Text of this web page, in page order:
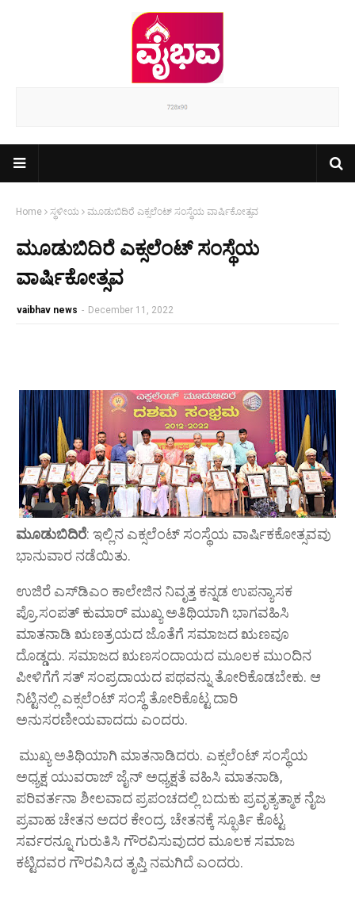
Home ಸ್ಥಳೀಯ ಮೂಡುಬಿದಿರೆ ಎಕ್ಸಲೆಂಟ್ ಸಂಸ್ಥೆಯ ವಾರ್ಷಿಕೋತ್ಸವ
ಮೂಡುಬಿದಿರೆ ಎಕ್ಸಲೆಂಟ್ ಸಂಸ್ಥೆಯ
ವಾರ್ಷಿಕೋತ್ಸವ
vaibhav news - December 11, 2022
ಮೂಡುಬಿದಿರೆ: ಇಲ್ಲಿನ ಎಕ್ಸಲೆಂಟ್ ಸಂಸ್ಥೆಯ ವಾರ್ಷಿಕಕೋತ್ಸವವು
ಭಾನುವಾರ ನಡೆಯಿತು.
ಉಜಿರೆ ಎಸ್‌ಡಿಎಂ ಕಾಲೇಜಿನ ನಿವೃತ್ತ ಕನ್ನಡ ಉಪನ್ಯಾಸಕ
ಪ್ರೊ.ಸಂಪತ್ ಕುಮಾರ್ ಮುಖ್ಯ ಅತಿಥಿಯಾಗಿ ಭಾಗವಹಿಸಿ
ಮಾತನಾಡಿ ಋಣತ್ರಯದ ಜೊತೆಗೆ ಸಮಾಜದ ಋಣವೂ
ದೊಡ್ಡದು. ಸಮಾಜದ ಋಣಸಂದಾಯದ ಮೂಲಕ ಮುಂದಿನ
ಪೀಳಿಗೆಗೆ ಸತ್ ಸಂಪ್ರದಾಯದ ಪಥವನ್ನು ತೋರಿಕೊಡಬೇಕು. ಆ
ನಿಟ್ಟಿನಲ್ಲಿ ಎಕ್ಸಲೆಂಟ್ ಸಂಸ್ಥೆ ತೋರಿಕೊಟ್ಟ ದಾರಿ
ಅನುಸರಣೀಯವಾದದು ಎಂದರು.
ಮುಖ್ಯ ಅತಿಥಿಯಾಗಿ ಮಾತನಾಡಿದರು. ಎಕ್ಸಲೆಂಟ್ ಸಂಸ್ಥೆಯ
ಅಧ್ಯಕ್ಷ ಯುವರಾಜ್ ಜೈನ್ ಅಧ್ಯಕ್ಷತೆ ವಹಿಸಿ ಮಾತನಾಡಿ,
ಪರಿವರ್ತನಾ ಶೀಲವಾದ ಪ್ರಪಂಚದಲ್ಲಿ ಬದುಕು ಪ್ರವೃತ್ಯತ್ಮಾಕ ನೈಜ
ಪ್ರವಾಹ ಚೇತನ ಅದರ ಕೇಂದ್ರ. ಚೇತನಕ್ಕೆ ಸ್ಫೂರ್ತಿ ಕೊಟ್ಟ
ಸರ್ವರನ್ನೂ ಗುರುತಿಸಿ ಗೌರವಿಸುವುದರ ಮೂಲಕ ಸಮಾಜ
ಕಟ್ಟಿದವರ ಗೌರವಿಸಿದ ತೃಪ್ತಿ ನಮಗಿದೆ ಎಂದರು.